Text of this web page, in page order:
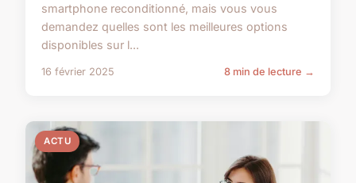
smartphone reconditionné, mais vous vous
demandez quelles sont les meilleures options
disponibles sur l...
16 février 2025 8 min de lecture →
ACTU